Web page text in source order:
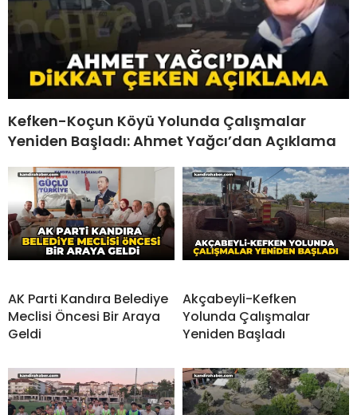
Kefken-Koçun Köyü Yolunda Çalışmalar
Yeniden Başladı: Ahmet Yağcı’dan Açıklama
AK Parti Kandıra Belediye
Meclisi Öncesi Bir Araya
Geldi
Akçabeyli-Kefken
Yolunda Çalışmalar
Yeniden Başladı